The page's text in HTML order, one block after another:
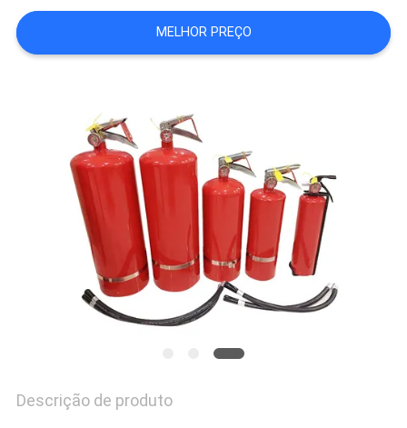
PEÇA
CITAÇÕES
SITEMAP
POLÍTICA
PRIVACIDADE
MELHOR PREÇO
Descrição de produto